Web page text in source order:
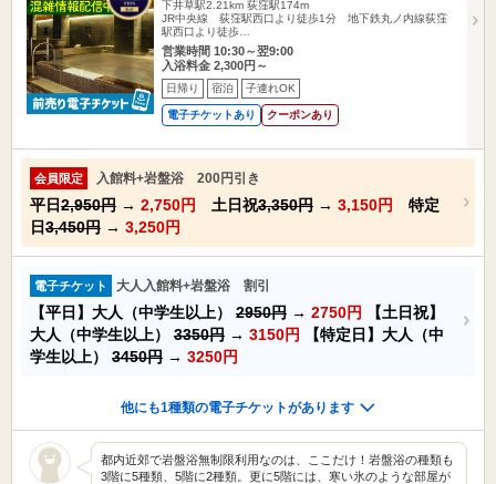
下井草駅2.21km 荻窪駅174m
JR中央線 荻窪駅西口より徒歩1分 地下鉄丸ノ内線荻窪
駅西口より徒歩…
営業時間 10:30～翌9:00
入浴料金 2,300円～
日帰り 宿泊 子連れOK
電子チケットあり クーポンあり
会員限定 入館料+岩盤浴 200円引き
平日2,950円 → 2,750円 土日祝3,350円 → 3,150円
特定
日3,450円 → 3,250円
電子チケット 大人入館料+岩盤浴 割引
【平日】大人（中学生以上） 2950円 → 2750円
【土日祝】
大人（中学生以上） 3350円 → 3150円
【特定日】大人（中
学生以上） 3450円 → 3250円
他にも1種類の電子チケットがあります
都内近郊で岩盤浴無制限利用なのは、ここだけ！岩盤浴の種類も
3階に5種類、5階に2種類。更に5階には、寒い氷のような部屋が